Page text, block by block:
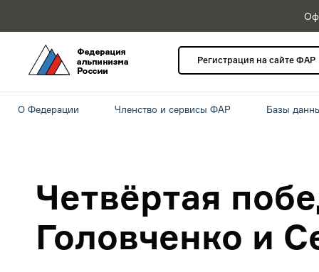
Регистрация на сайте ФАР
О Федерации Членство и сервисы ФАР Базы
Четвёртая
Головченко и